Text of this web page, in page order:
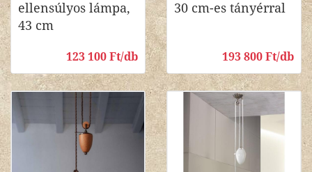
ellensúlyos lámpa,
43 cm
123 100 Ft/db
30 cm-es tányérral
193 800 Ft/db